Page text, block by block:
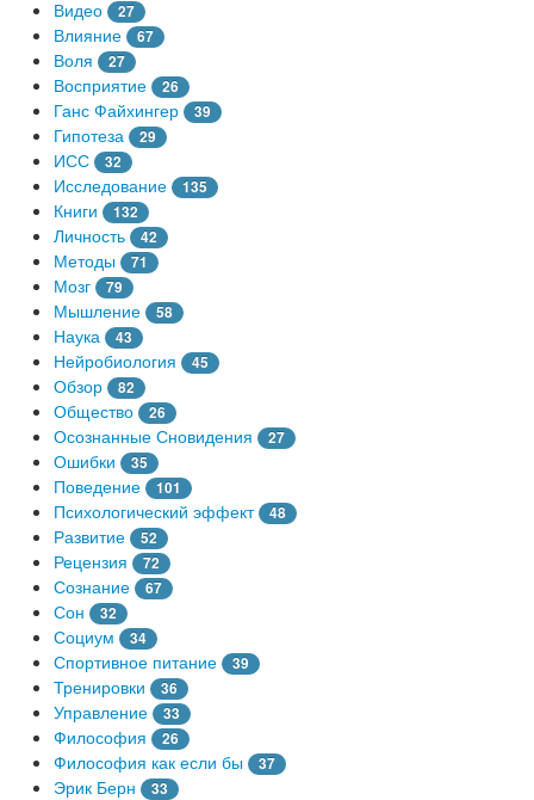
Видео 27
Влияние 67
Воля 27
Восприятие 26
Ганс Файхингер 39
Гипотеза 29
ИСС 32
Исследование 135
Книги 132
Личность 42
Методы 71
Мозг 79
Мышление 58
Наука 43
Нейробиология 45
Обзор 82
Общество 26
Осознанные Сновидения 27
Ошибки 35
Поведение 101
Психологический эффект 48
Развитие 52
Рецензия 72
Сознание 67
Сон 32
Социум 34
Спортивное питание 39
Тренировки 36
Управление 33
Философия 26
Философия как если бы 37
Эрик Берн
33